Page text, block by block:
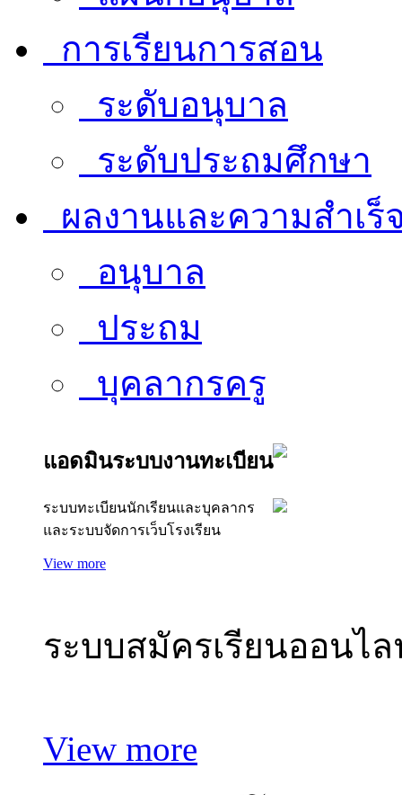
การเรียนการสอน
ระดับอนุบาล
ระดับประถมศึกษา
ผลงานและความสำเร็
อนุบาล
ประถม
บุคลากรครู
แอดมินระบบงานทะเบียน
ระบบทะเบียนนักเรียนและบุคลากร
และระบบจัดการเว็บโรงเรียน
View more
ระบบสมัครเรียนออนไ
View more